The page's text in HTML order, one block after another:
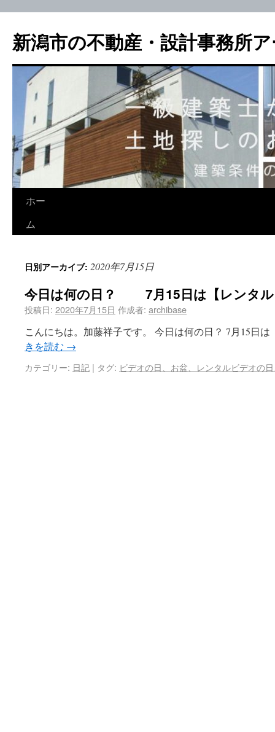
新潟市の不動産・設計事務所
ホー
ム
日別アーカイブ: 2020年7月15日
今日は何の日？ 7月15日は【レンタル
投稿日: 2020年7月15日 作成者: archibase
こんにちは。加藤祥子です。 今日は何の日？ 7月15日
きを読む →
カテゴリー: 日記 | タグ: ビデオの日、お盆、レンタルビデオの